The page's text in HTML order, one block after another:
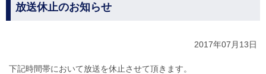
放送休止のお知らせ
2017年07月13日
下記時間帯において放送を休止させて頂きます。